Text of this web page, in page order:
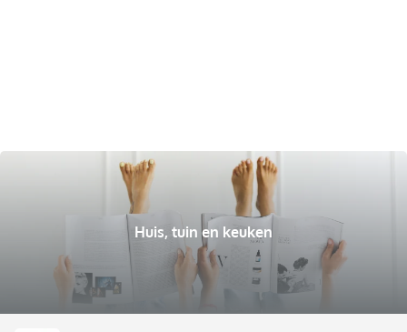
Huis, tuin en keuken